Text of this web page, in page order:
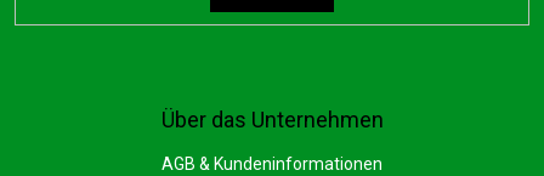
Über das Unternehmen
AGB & Kundeninformationen